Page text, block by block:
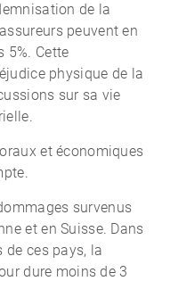
de la
peuvent en
5%. Cette
physique de la
sur sa vie
et économiques
survenus
et en Suisse. Dans
de ces pays, la
dure moins de 3